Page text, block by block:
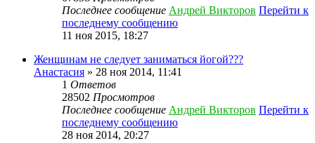
Последнее сообщение Андрей Викторов Перейти к
последнему сообщению
11 ноя 2015, 18:27
Женщинам не следует заниматься йогой???
Анастасия » 28 ноя 2014, 11:41
1 Ответов
28502 Просмотров
Последнее сообщение Андрей Викторов Перейти к
последнему сообщению
28 ноя 2014, 20:27